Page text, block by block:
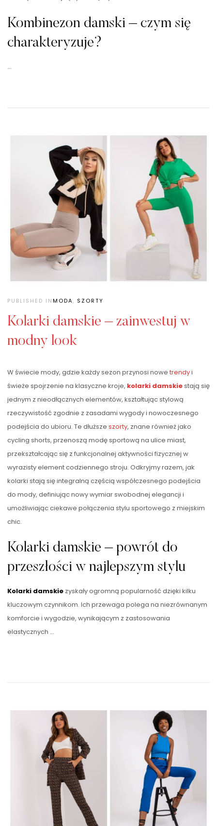
Kombinezon damski – czym się
charakteryzuje?
…
PUBLISHED INMODA, SZORTY
Kolarki damskie – zainwestuj w
modny look
W świecie mody, gdzie każdy sezon przynosi nowe trendyi
świeże spojrzenie na klasyczne kroje, kolarki damskiestają się
jednym z nieodłącznych elementów, kształtując stylową
rzeczywistość zgodnie z zasadami wygody i nowoczesnego
podejścia do ubioru. Te dłuższe szorty, znane również jako
cycling shorts, przenoszą modę sportową na ulice miast,
przekształcając się z funkcjonalnej aktywności fizycznej w
wyrazisty element codziennego stroju. Odkryjmy razem, jak
kolarki stają się integralną częścią współczesnego podejścia
do mody, definiując nowy wymiar swobodnej elegancji i
umożliwiając ciekawe połączenia stylu sportowego z miejskim
chic.
Kolarki damskie – powrót do
przeszłości w najlepszym stylu
Kolarki damskie zyskały ogromną popularność dzięki kilku
kluczowym czynnikom. Ich przewaga polega na niezrównanym
komforcie i wygodzie, wynikającym z zastosowania
elastycznych …